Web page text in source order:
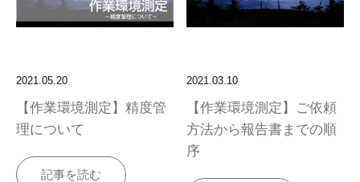
2021.05.20
【作業環境測定】精度管
理について
記事を読む
2021.03.10
【作業環境測定】ご依頼
方法から報告書までの順
序